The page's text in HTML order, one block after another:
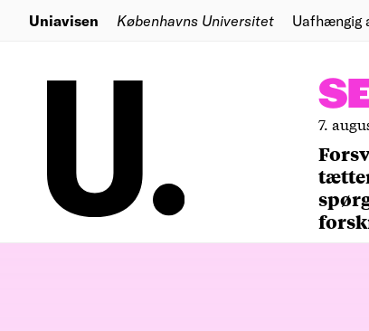
Uniavisen Københavns Universitet Uafhængig
7.